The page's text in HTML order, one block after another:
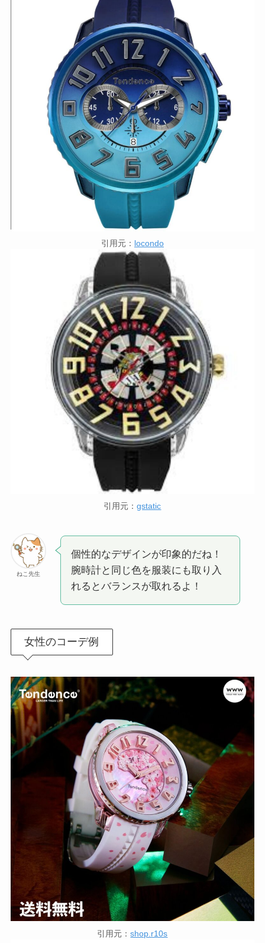
引用元： locondo
引用元：gstatic
ねこ先生
個性的なデザインが印象的だね！
腕時計と同じ色を服装にも取り入
れるとバランスが取れるよ！
女性のコーデ例
引用元：shop.r10s